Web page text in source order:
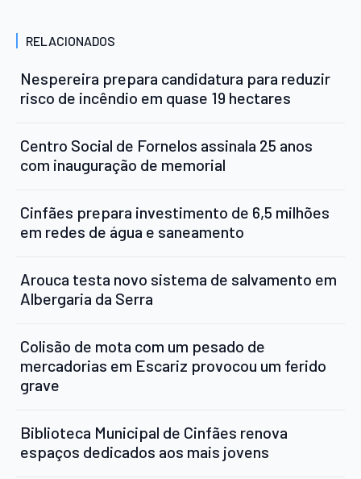
RELACIONADOS
Nespereira prepara candidatura para reduzir
risco de incêndio em quase 19 hectares
Centro Social de Fornelos assinala 25 anos
com inauguração de memorial
Cinfães prepara investimento de 6,5 milhões
em redes de água e saneamento
Arouca testa novo sistema de salvamento em
Albergaria da Serra
Colisão de mota com um pesado de
mercadorias em Escariz provocou um ferido
grave
Biblioteca Municipal de Cinfães renova
espaços dedicados aos mais jovens